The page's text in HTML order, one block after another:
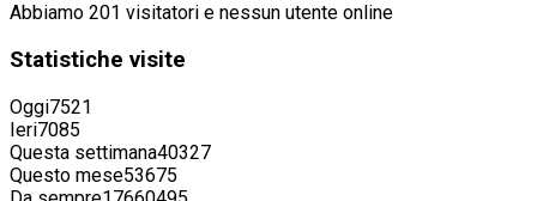
Abbiamo 201 visitatori e nessun utente online
Statistiche visite
Oggi7521
Ieri7085
Questa settimana40327
Questo mese53675